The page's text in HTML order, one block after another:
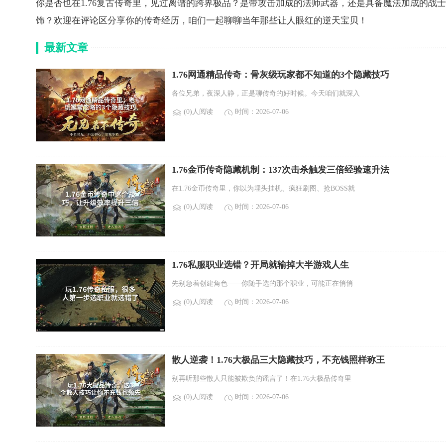
你是否也在1.76复古传奇里，见过离谱的跨界极品？是带攻击加成的法师武器，还是具备魔法加成的战
饰？欢迎在评论区分享你的传奇经历，咱们一起聊聊当年那些让人眼红的逆天宝贝！
最新文章
1.76网通精品传奇：骨灰级玩家都不知道的3个隐藏技巧
各位兄弟，夜深人静，正是聊传奇的好时候。今天咱们就深入
(0)人阅读 时间：2026-07-06
1.76金币传奇隐藏机制：137次击杀触发三倍经验速升法
在1.76金币传奇里，你以为埋头挂机、疯狂刷图、抢BOSS就
(0)人阅读 时间：2026-07-06
1.76私服职业选错？开局就输掉大半游戏人生
先别急着创建角色——你随手选的那个职业，可能正在悄悄
(0)人阅读 时间：2026-07-06
散人逆袭！1.76大极品三大隐藏技巧，不充钱照样称王
别再听那些散人只能被欺负的谣言了！在1.76大极品传奇里
(0)人阅读 时间：2026-07-06